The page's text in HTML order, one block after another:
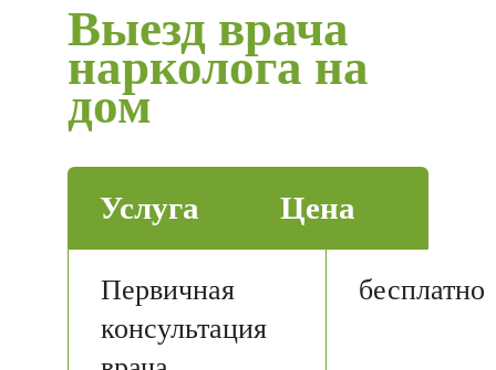
Выезд врача
нарколога на
дом
Услуга Цена
Первичная
консультация
бесплатно